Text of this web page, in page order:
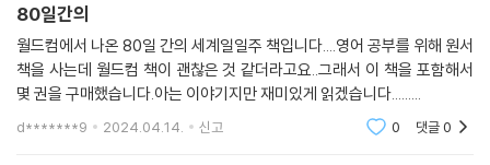
80일간의
월드컴에서 나온 80일 간의 세계일일주 책입니다....영어 공부를 위해 원서
책을 사는데 월드컴 책이 괜찮은 것 같더라고요..그래서 이 책을 포함해서
몇 권을 구매했습니다.아는 이야기지만 재미있게 읽겠습니다.........
d*******9 2024.04.14. 신고 0 댓글0